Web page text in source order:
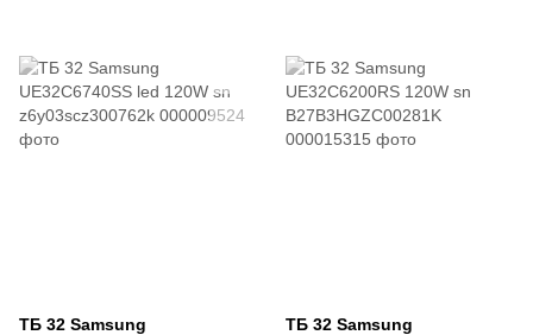
ТБ 32 Samsung
ТБ 32 Samsung